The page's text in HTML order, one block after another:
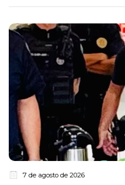
7 de agosto de 2026